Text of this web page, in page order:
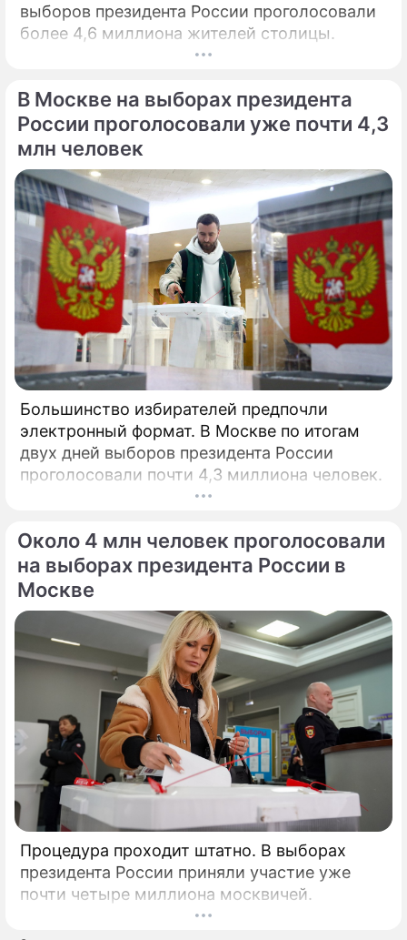
выборов президента России проголосовали
более 4,6 миллиона жителей столицы.
В Москве на выборах президента
России проголосовали уже почти 4,3
млн человек
Большинство избирателей предпочли
электронный формат. В Москве по итогам
двух дней выборов президента России
проголосовали почти 4,3 миллиона человек.
Около 4 млн человек проголосовали
на выборах президента России в
Москве
Процедура проходит штатно. В выборах
президента России приняли участие уже
почти четыре миллиона москвичей.